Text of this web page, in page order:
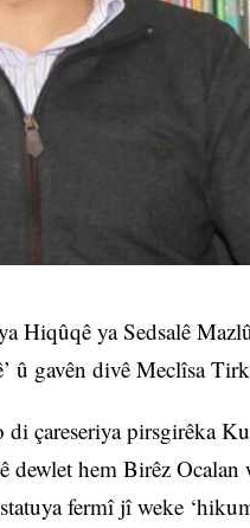
Hiqûqê ya Sedsalê
û gavên divê Meclîsa
çareseriya pirsgirêka
dewlet hem Birêz
fermî jî weke